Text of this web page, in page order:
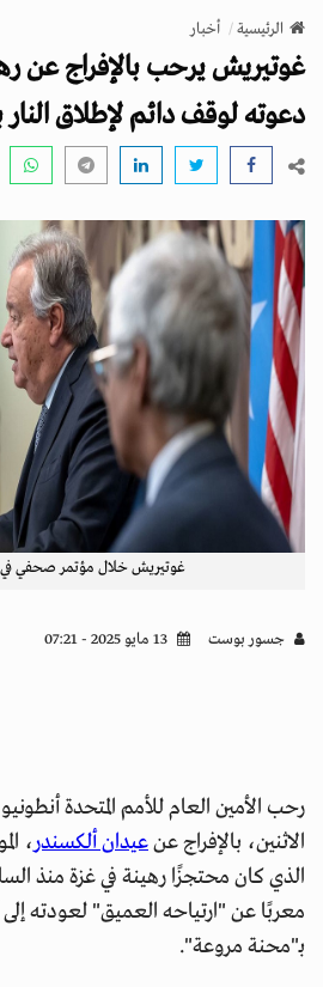
v
i
g
a
t
n
الرئيسية أخبار
غوتيريش يرحب بالإفراج عن
دعوته لوقف دائم لإطلاق النار
غوتيريش خلال مؤتمر صحفي في
جسور بوست
رحب الأمين العام للأمم المتحدة
الاثنين، بالإفراج عنعيدان ألكسندر،
معربًا عن "ارتياحه العميق" لعودته
بـ"محنة مروعة".